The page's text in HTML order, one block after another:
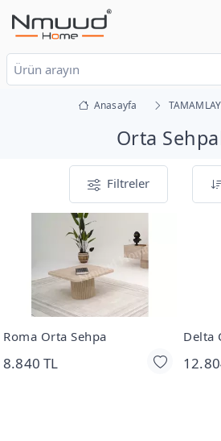
Anasayfa
Orta
Filtreler
Roma Orta Sehpa
8.840 TL
Delta